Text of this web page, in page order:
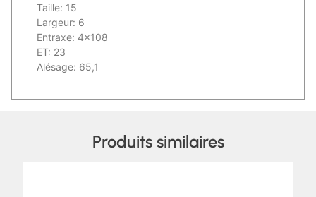
Taille: 15
Largeur: 6
Entraxe: 4×108
ET: 23
Alésage: 65,1
Produits similaires